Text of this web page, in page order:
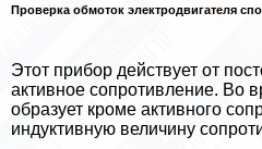
Проверка обмоток электродвигателя
Этот прибор действует от
активное сопротивление. Во
образует кроме активного
индуктивную величину